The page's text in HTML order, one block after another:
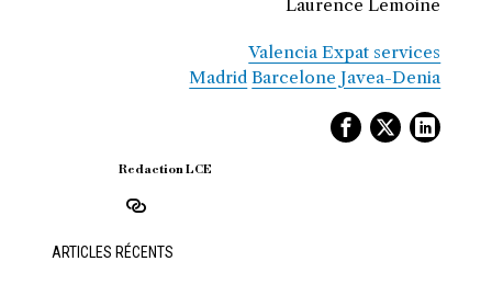
Laurence Lemoine
Valencia Expat services
Madrid Barcelone Javea-Denia
Redaction LCE
ARTICLES RÉCENTS